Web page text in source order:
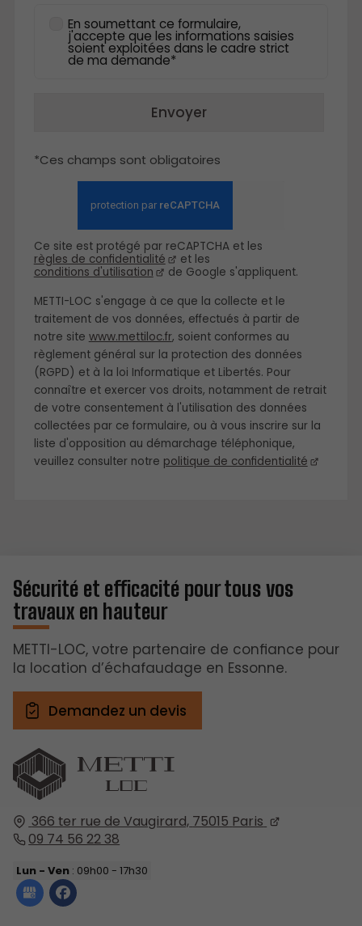
En soumettant ce formulaire,
j'accepte que les informations saisies
soient exploitées dans le cadre strict
de ma demande*
Envoyer
*Ces champs sont obligatoires
Ce site est protégé par reCAPTCHA et les
règles de confidentialité
et les
conditions d'utilisation
de Google s'appliquent.
METTI-LOC s'engage à ce que la collecte et le
traitement de vos données, effectués à partir de
notre site www.mettiloc.fr, soient conformes au
règlement général sur la protection des données
(RGPD) et à la loi Informatique et Libertés. Pour
connaître et exercer vos droits, notamment de retrait
de votre consentement à l'utilisation des données
collectées par ce formulaire, ou à vous inscrire sur la
liste d'opposition au démarchage téléphonique,
veuillez consulter notre politique de confidentialité
366 ter rue de Vaugirard, 75015 Paris
09 74 56 22 38
Lun - Ven : 09h00 - 17h30
Sécurité et efficacité pour tous vos
travaux en hauteur
METTI-LOC, votre partenaire de confiance pour
la location d’échafaudage en Essonne.
Demandez un devis